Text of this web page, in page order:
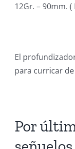
12Gr. – 90mm.
El
para curricar
Por